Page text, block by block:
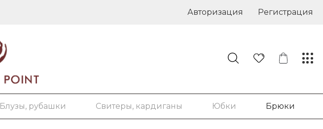
Авторизация Регистрация
Блузы, рубашки Свитеры, кардиганы Юбки Брюки